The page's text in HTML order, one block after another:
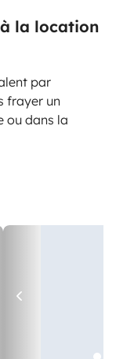
la location
par
frayer un
ou dans la